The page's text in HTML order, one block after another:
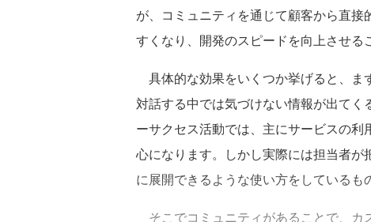
が、コミュニティを通じて顧客から直
すくなり、開発のスピードを向上させる
具体的な効果をいくつか挙げると、ま
対話する中では気づけない情報が出て
ーサクセス活動では、主にサービスの
心になります。しかし実際には担当者
に展開できるような使い方をしているも
そこでコミュニティがあることで、カ